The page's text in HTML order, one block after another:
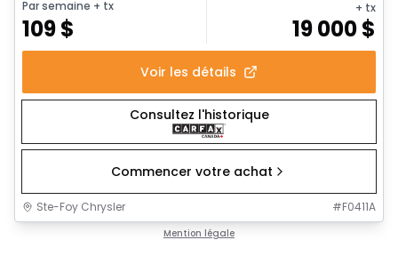
Par semaine + tx
109$
+ tx
19 000$
Voir les détails
Consultez l'historique
Commencer votre achat
Ste-Foy Chrysler #F0411A
Mention légale